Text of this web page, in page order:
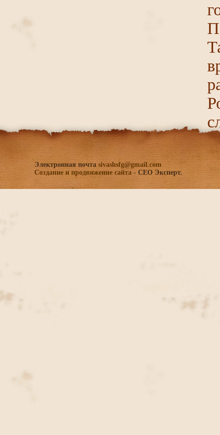
Электронная почта sivashsfg@gmail.com
Создание и продвижение сайта - СЕО Эксперт.